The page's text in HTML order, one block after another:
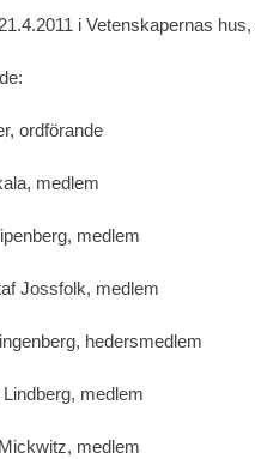
i Vetenskapernas
ordförande
medlem
medlem
Jossfolk, medlem
hedersmedlem
medlem
medlem